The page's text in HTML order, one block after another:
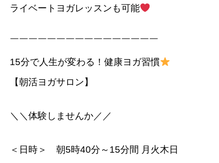
ライベートヨガレッスンも可能
￣￣￣￣￣￣￣￣￣￣￣￣￣￣￣￣
15分で人生が変わる！健康ヨガ習慣
【朝活ヨガサロン】
＼＼体験しませんか／／
＜日時＞ 朝5時40分～15分間 月火木日